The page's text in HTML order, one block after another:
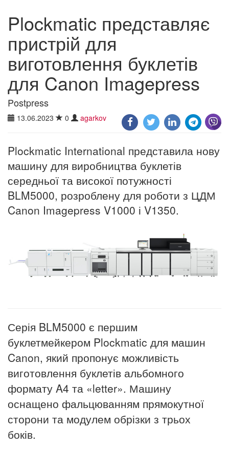
Plockmatic представляє
пристрій для
виготовлення буклетів
для Canon Imagepress
Postpress
13.06.2023 0 agarkov
Plockmatic International представила нову
машину для виробництва буклетів
середньої та високої потужності
BLM5000, розроблену для роботи з ЦДМ
Canon Imagepress V1000 і V1350.
Серія BLM5000 є першим
буклетмейкером Plockmatic для машин
Canon, який пропонує можливість
виготовлення буклетів альбомного
формату A4 та «letter». Машину
оснащено фальцюванням прямокутної
сторони та модулем обрізки з трьох
боків.